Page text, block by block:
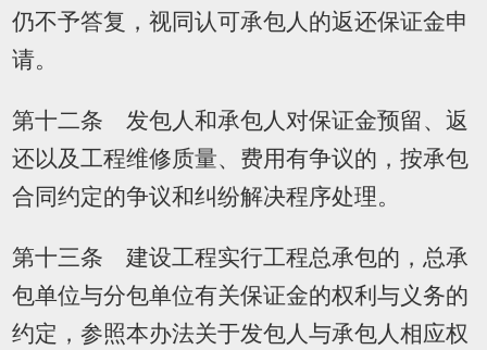
仍不予答复，视同认可承包人的返还保证金申
请。
第十二条 发包人和承包人对保证金预留、返
还以及工程维修质量、费用有争议的，按承包
合同约定的争议和纠纷解决程序处理。
第十三条 建设工程实行工程总承包的，总承
包单位与分包单位有关保证金的权利与义务的
约定，参照本办法关于发包人与承包人相应权